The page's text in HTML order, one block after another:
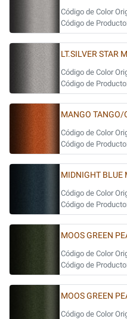
Código de Color
Código de
LT.SILVER STAR
Código de Color
Código de
MANGO TANGO/
Código de Color
Código de
MIDNIGHT BLUE
Código de Color
Código de
MOOS GREEN
Código de Color
Código de
MOOS GREEN
Código de Color